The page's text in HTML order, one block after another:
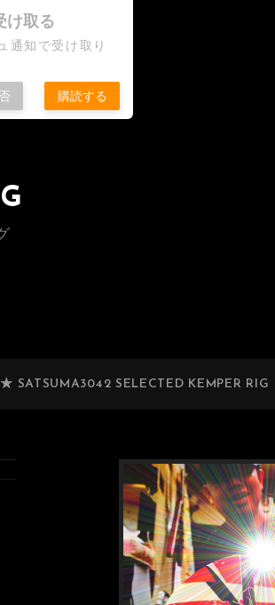
★ SATSUMA3042 SELECTED KEMPER RIG
け取る
通知で受け取り
購読する